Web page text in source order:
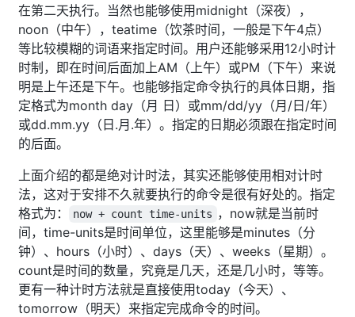
在第二天执行。当然也能够使用midnight（深夜），
noon（中午），teatime（饮茶时间，一般是下午4点）
等比较模糊的词语来指定时间。用户还能够采用12小时计
时制，即在时间后面加上AM（上午）或PM（下午）来说
明是上午还是下午。也能够指定命令执行的具体日期，指
定格式为month day（月 日）或mm/dd/yy（月/日/年）
或dd.mm.yy（日.月.年）。指定的日期必须跟在指定时间
的后面。
上面介绍的都是绝对计时法，其实还能够使用相对计时
法，这对于安排不久就要执行的命令是很有好处的。指定
格式为：
now + count time-units ，now就是当前时
间，time-units是时间单位，这里能够是minutes（分
钟）、hours（小时）、days（天）、weeks（星期）。
count是时间的数量，究竟是几天，还是几小时，等等。
更有一种计时方法就是直接使用today（今天）、
tomorrow（明天）来指定完成命令的时间。